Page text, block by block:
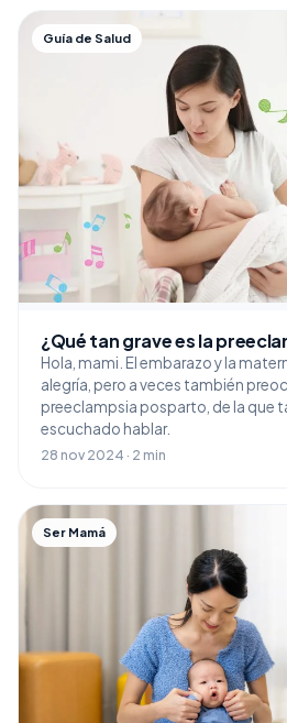
Guía de Salud
¿Qué tan grave es la
Hola, mami. El embarazo y la
alegría, pero a veces también
preeclampsia posparto, de la que
escuchado hablar.
28 nov 2024 · 2 min
Ser Mamá